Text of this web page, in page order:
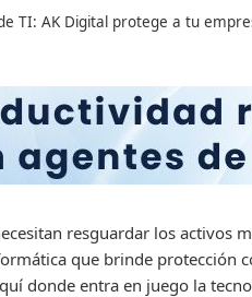
TI: AK Digital protege a tu
resguardar los activos
que brinde protección
donde entra en juego la